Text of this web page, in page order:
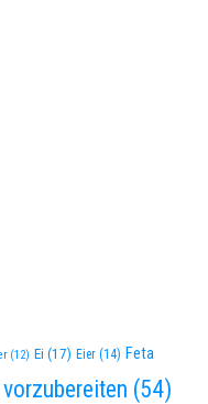
(12) Ei (17) Eier (14) Feta
(54)